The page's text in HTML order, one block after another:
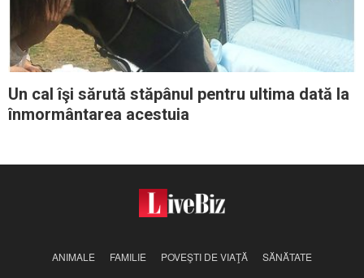
Un cal îşi sărută stăpânul pentru ultima dată la
înmormântarea acestuia
ANIMALE FAMILIE POVEŞTI DE VIAŢĂ SĂNĂTATE